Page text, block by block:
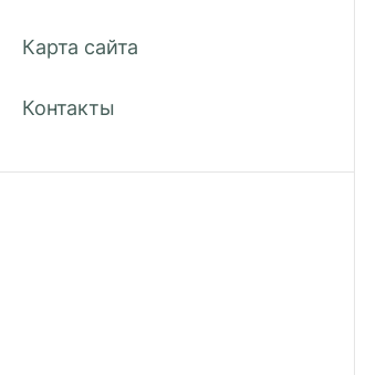
Карта сайта
Контакты